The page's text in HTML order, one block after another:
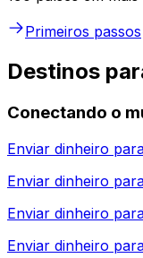
Primeiros passos
Destinos
Conectando o
Enviar dinheiro
Enviar dinheiro
Enviar dinheiro
Enviar dinheiro